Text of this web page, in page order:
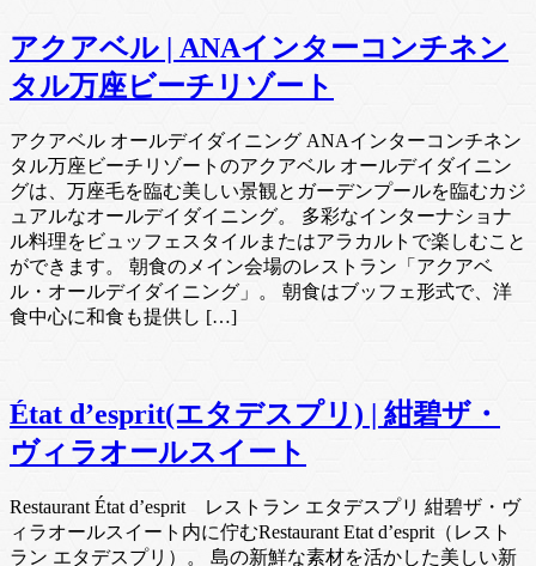
アクアベル | ANAインターコンチネン
タル万座ビーチリゾート
アクアベル オールデイダイニング ANAインターコンチネン
タル万座ビーチリゾートのアクアベル オールデイダイニン
グは、万座毛を臨む美しい景観とガーデンプールを臨むカジ
ュアルなオールデイダイニング。 多彩なインターナショナ
ル料理をビュッフェスタイルまたはアラカルトで楽しむこと
ができます。 朝食のメイン会場のレストラン「アクアベ
ル・オールデイダイニング」。 朝食はブッフェ形式で、洋
食中心に和食も提供し […]
État d’esprit(エタデスプリ) | 紺碧ザ・
ヴィラオールスイート
Restaurant État d’esprit レストラン エタデスプリ 紺碧ザ・ヴ
ィラオールスイート内に佇むRestaurant Etat d’esprit（レスト
ラン エタデスプリ）。 島の新鮮な素材を活かした美しい新